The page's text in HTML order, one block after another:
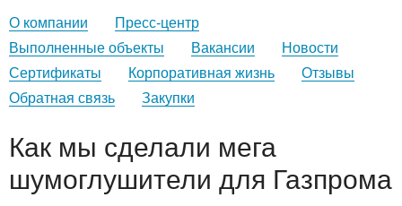
О компании
Пресс-центр
Выполненные объекты
Вакансии
Новости
Сертификаты
Корпоративная жизнь
Отзывы
Обратная связь
Закупки
Как мы сделали мега
шумоглушители для Газпрома